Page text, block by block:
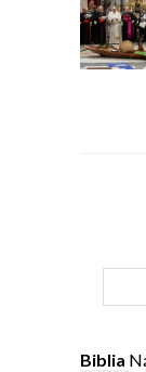
Biblia